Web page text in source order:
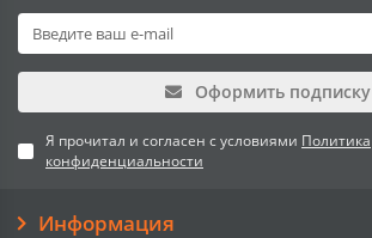
Оформить подписку
Я прочитал и согласен с условиями Политика
конфиденциальности
Информация